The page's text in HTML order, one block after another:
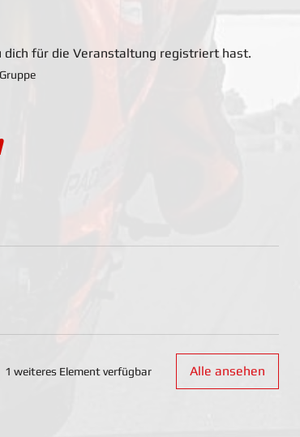
dich für die Veranstaltung registriert hast.
1 weiteres Element verfügbar Alle ansehen